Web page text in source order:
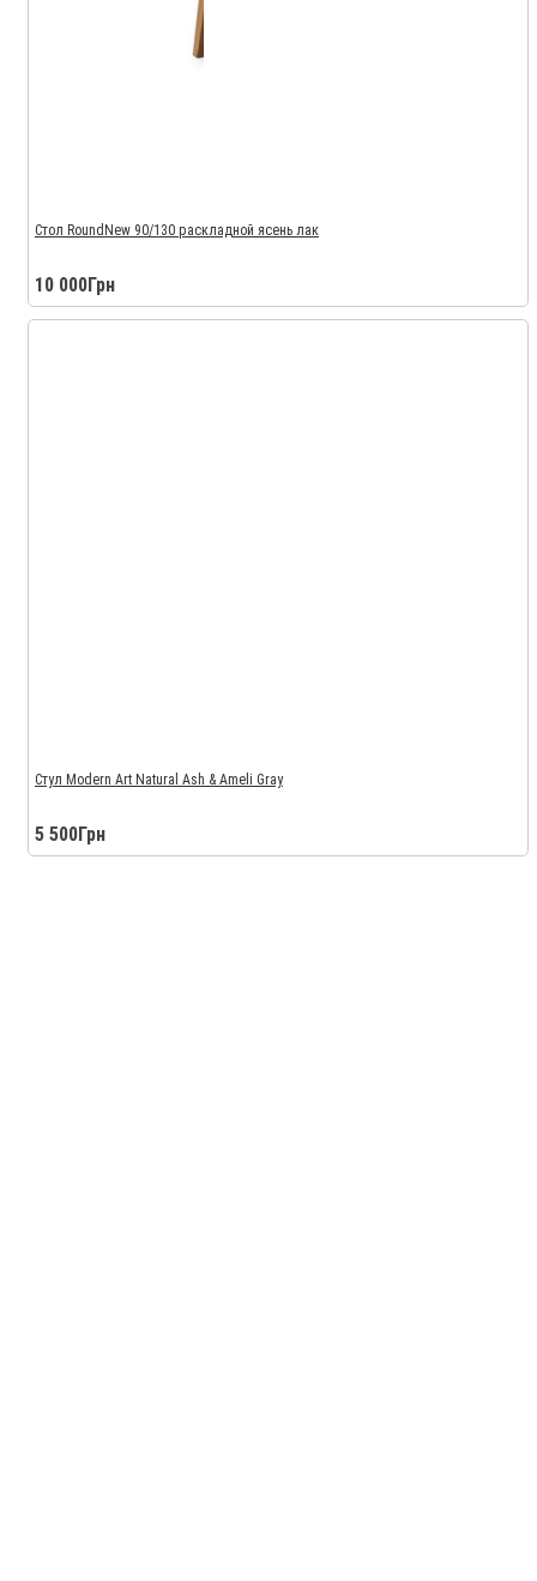
Стол RoundNew 90/130 раскладной ясень лак
10 000Грн
Стул Modern Art Natural Ash & Ameli Gray
5 500Грн